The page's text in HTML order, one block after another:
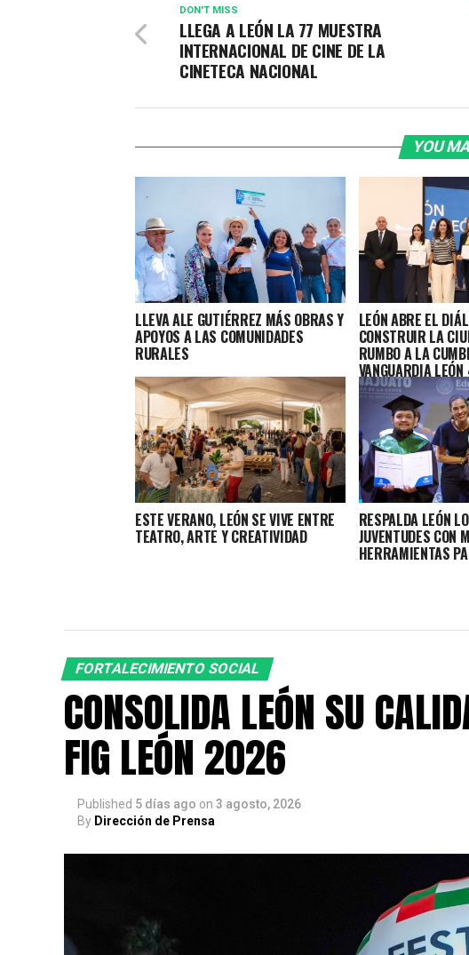
DON'T MISS
LLEGA A LEÓN LA 77 MUESTRA
INTERNACIONAL DE CINE DE LA
CINETECA NACIONAL
YOU
LLEVA ALE GUTIÉRREZ MÁS OBRAS Y
APOYOS A LAS COMUNIDADES
RURALES
LEÓN ABRE EL
CONSTRUIR LA
RUMBO A LA
VANGUARDIA
ESTE VERANO, LEÓN SE VIVE ENTRE
TEATRO, ARTE Y CREATIVIDAD
RESPALDA LEÓN
JUVENTUDES CON
HERRAMIENTAS
FORTALECIMIENTO SOCIAL
CONSOLIDA LEÓN SU
FIG LEÓN 2026
Published 5 días ago on 3 agosto, 2026
By Dirección de Prensa